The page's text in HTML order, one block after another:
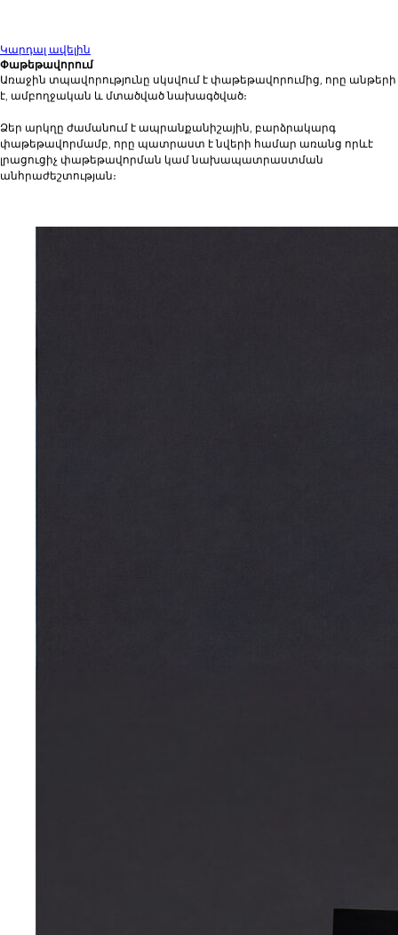
Կարդալ ավելին
Փաթեթավորում
Առաջին տպավորությունը սկսվում է փաթեթավորումից, որը անթերի
է, ամբողջական և մտածված նախագծված։
Ձեր արկղը ժամանում է ապրանքանիշային, բարձրակարգ
փաթեթավորմամբ, որը պատրաստ է նվերի համար առանց որևէ
լրացուցիչ փաթեթավորման կամ նախապատրաստման
անհրաժեշտության։